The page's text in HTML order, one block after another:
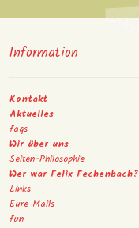
Information
Kontakt
Aktuelles
faqs
Wir über uns
Seiten-Philosophie
Wer war Felix Fechenbach?
Links
Eure Mails
fun